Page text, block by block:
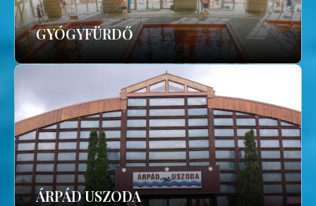
GYÓGYFÜRDŐ
ÁRPÁD USZODA